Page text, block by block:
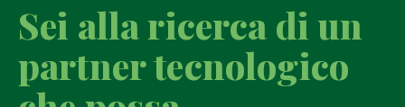
Sei alla ricerca di un
partner tecnologico